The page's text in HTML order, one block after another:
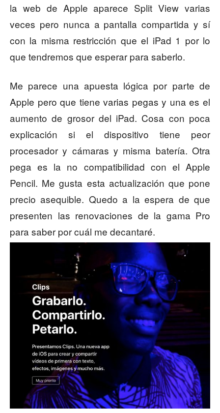
la web de Apple aparece Split View varias
veces pero nunca a pantalla compartida y sí
con la misma restricción que el iPad 1 por lo
que tendremos que esperar para saberlo.
Me parece una apuesta lógica por parte de
Apple pero que tiene varias pegas y una es el
aumento de grosor del iPad. Cosa con poca
explicación si el dispositivo tiene peor
procesador y cámaras y misma batería. Otra
pega es la no compatibilidad con el Apple
Pencil. Me gusta esta actualización que pone
precio asequible. Quedo a la espera de que
presenten las renovaciones de la gama Pro
para saber por cuál me decantaré.